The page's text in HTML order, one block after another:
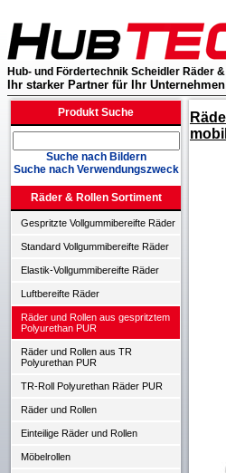
Hub- und Fördertechnik Scheidler Räder
Ihr starker Partner für Ihr Unternehmen
Produkt Suche
Suche nach Bildern
Suche nach Verwendungszweck
Räder & Rollen Sortiment
Gespritzte Vollgummibereifte Räder
Standard Vollgummibereifte Räder
Elastik-Vollgummibereifte Räder
Luftbereifte Räder
Räder und Rollen aus gespritztem
Polyurethan PUR
Räder und Rollen aus TR
Polyurethan PUR
TR-Roll Polyurethan Räder PUR
Räder und Rollen
Einteilige Räder und Rollen
Möbelrollen